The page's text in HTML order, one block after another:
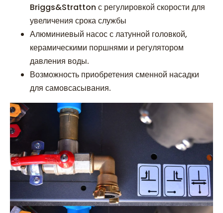
Briggs&Stratton с регулировкой скорости для
увеличения срока службы
Алюминиевый насос с латунной головкой,
керамическими поршнями и регулятором
давления воды.
Возможность приобретения сменной насадки
для самовсасывания.